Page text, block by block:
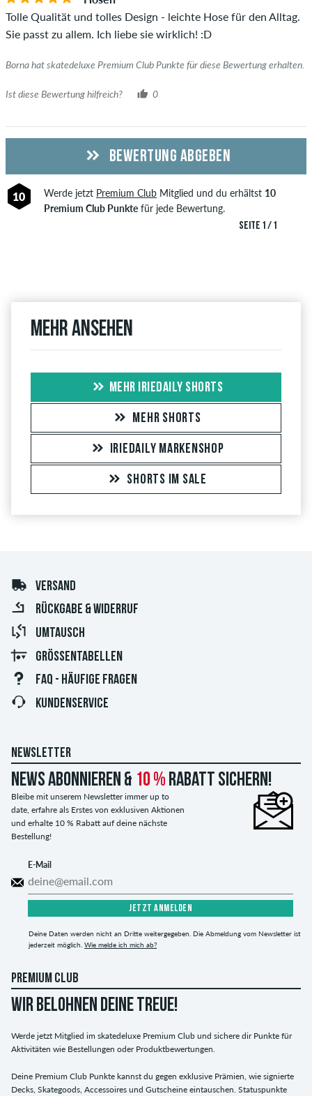
Tolle Qualität und tolles Design - leichte Hose für den Alltag.
Sie passt zu allem. Ich liebe sie wirklich! :D
Borna hat skatedeluxe Premium Club Punkte für diese Bewertung erhalten.
Ist diese Bewertung hilfreich? 0
SEITE 1 / 1
BEWERTUNG ABGEBEN
10 Werde jetzt Premium ClubMitglied und du erhältst 10
Premium Club Punktefür jede Bewertung.
Mehr ansehen
MEHR IRIEDAILY SHORTS
MEHR SHORTS
IRIEDAILY MARKENSHOP
SHORTS IM SALE
VERSAND
RÜCKGABE & WIDERRUF
UMTAUSCH
GRÖSSENTABELLEN
FAQ - HÄUFIGE FRAGEN
KUNDENSERVICE
NEWSLETTER
News abonnieren & 10 % Rabatt sichern!
Bleibe mit unserem Newsletter immer up to
date, erfahre als Erstes von exklusiven Aktionen
und erhalte 10 % Rabatt auf deine nächste
Bestellung!
E-Mail
JETZT ANMELDEN
Deine Daten werden nicht an Dritte weitergegeben. Die Abmeldung vom Newsletter ist
jederzeit möglich. Wie melde ich mich ab?
PREMIUM CLUB
WIR BELOHNEN DEINE TREUE!
Werde jetzt Mitglied im skatedeluxe Premium Club und sichere dir Punkte für
Aktivitäten wie Bestellungen oder Produktbewertungen.
Deine Premium Club Punkte kannst du gegen exklusive Prämien, wie signierte
Decks, Skategoods, Accessoires und Gutscheine eintauschen. Statuspunkte